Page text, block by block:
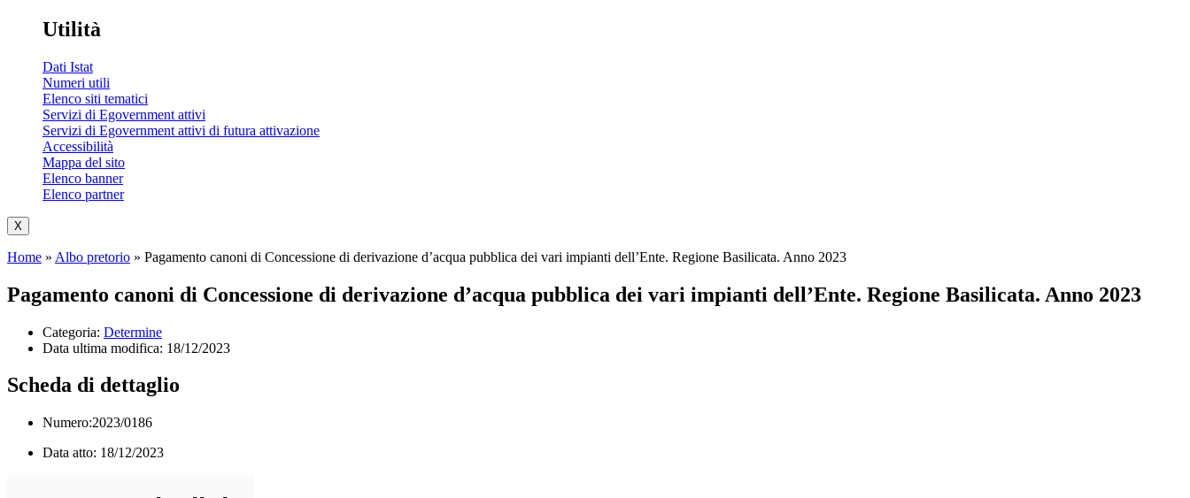
Utilità
Dati Istat
Numeri utili
Elenco siti tematici
Servizi di Egovernment attivi
Servizi di Egovernment attivi di futura attivazione
Accessibilità
Mappa del sito
Elenco banner
Elenco partner
X
Home » Albo pretorio » Pagamento canoni di Concessione di derivazione d’acqua pubblica dei vari impianti dell’Ente. Regione Basilicata. Anno 2023
Pagamento canoni di Concessione di derivazione d’acqua pubblica dei vari impianti dell’Ente. Regione Basilicata. Anno 2023
Categoria: Determine
Data ultima modifica: 18/12/2023
Scheda di dettaglio
Numero:2023/0186
Data atto: 18/12/2023